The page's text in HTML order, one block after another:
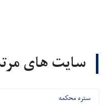
سایت های
ستره محکمه